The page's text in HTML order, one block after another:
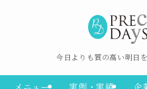
今日よりも質の高い明日
メニュー 実例・実績 企